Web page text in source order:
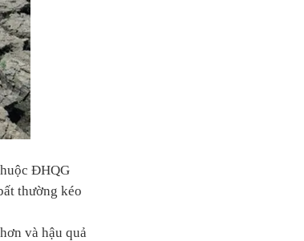
ĐHQG
thường kéo
và hậu quả